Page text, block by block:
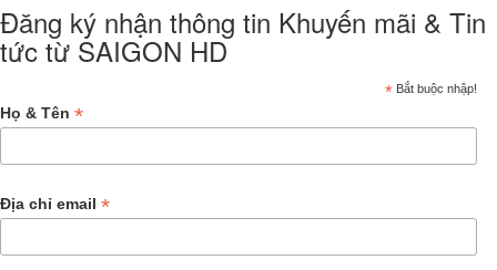
Đăng ký nhận thông tin Khuyến mãi & Tin
tức từ SAIGON HD
* Bắt buộc nhập!
Họ & Tên *
Địa chỉ email *